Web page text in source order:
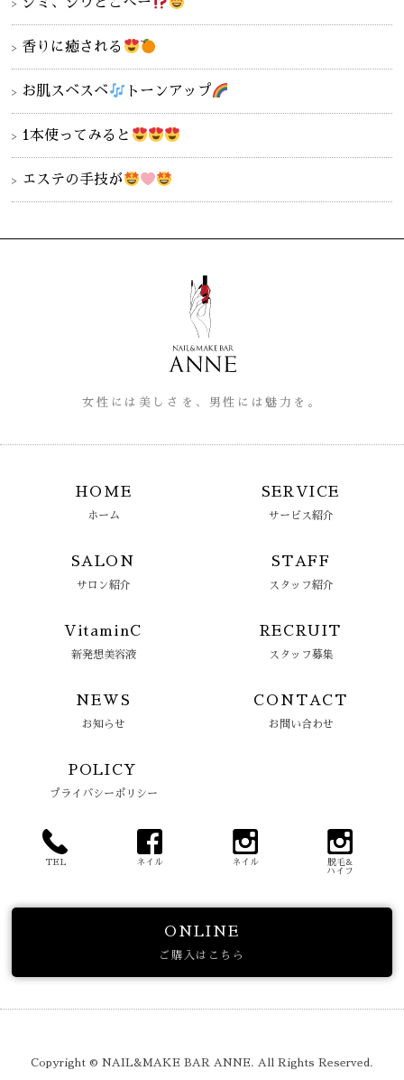
シミ、シワどこへー
香りに癒される
お肌スベスベ トーンアップ
1本使ってみると
エステの手技が
女性には美しさを、男性には魅力を。
HOME
ホーム
SERVICE
サービス紹介
SALON
サロン紹介
STAFF
スタッフ紹介
VitaminC
新発想美容液
RECRUIT
スタッフ募集
NEWS
お知らせ
CONTACT
お問い合わせ
POLICY
プライバシーポリシー
TEL ネイル ネイル
脱毛&
ハイフ
ONLINE
ご購入はこちら
Copyright © NAIL&MAKE BAR ANNE. All Rights Reserved.